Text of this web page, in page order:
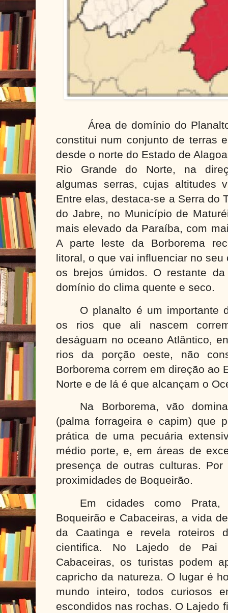
Área de domínio do
constitui num conjunto de terras
desde o norte do Estado de
Rio Grande do Norte, na
algumas serras, cujas altitudes
Entre elas, destaca-se a Serra do
do Jabre, no Município de
mais elevado da Paraíba, com
A parte leste da Borborema
litoral, o que vai influenciar no
os brejos úmidos. O restante
domínio do clima quente e seco.
O planalto é um importante
os rios que ali nascem
deságuam no oceano Atlântico,
rios da porção oeste, não
Borborema correm em direção ao
Norte e de lá é que alcançam o
Na Borborema, vão
(palma forrageira e capim) que
prática de uma pecuária
médio porte, e, em áreas de
presença de outras culturas.
proximidades de Boqueirão.
Em cidades como Prata,
Boqueirão e Cabaceiras, a vida
da Caatinga e revela roteiros
cientifica. No Lajedo de Pai
Cabaceiras, os turistas podem
capricho da natureza. O lugar é
mundo inteiro, todos curiosos
escondidos nas rochas. O Lajedo